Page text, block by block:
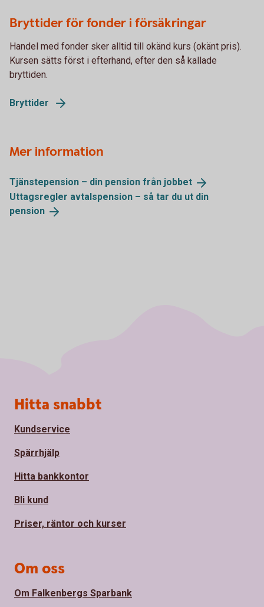
Bryttider för fonder i försäkringar
Handel med fonder sker alltid till okänd kurs (okänt pris).
Kursen sätts först i efterhand, efter den så kallade
bryttiden.
Bryttider
Mer information
Tjänstepension – din pension från jobbet
Uttagsregler avtalspension – så tar du ut din
pension
Sidfot
Hitta snabbt
Kundservice
Spärrhjälp
Hitta bankkontor
Bli kund
Priser, räntor och kurser
Om oss
Om Falkenbergs Sparbank